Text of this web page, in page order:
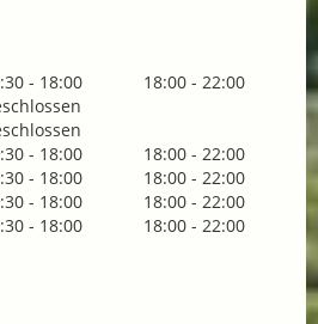
- 18:00
18:00 - 22:00
- 18:00
18:00 - 22:00
- 18:00
18:00 - 22:00
- 18:00
18:00 - 22:00
- 18:00 18:00 - 22:00